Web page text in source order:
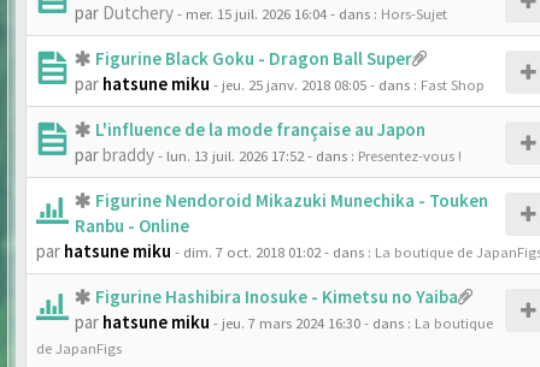
par Dutchery- mer. 15 juil. 2026 16:04- dans : Hors-Sujet
Figurine Black Goku - Dragon Ball Super
par hatsune miku - jeu. 25 janv. 2018 08:05- dans : Fast Shop
L'influence de la mode française au Japon
parbraddy- lun. 13 juil. 2026 17:52- dans : Presentez-vous !
Figurine Nendoroid Mikazuki Munechika - Touken
Ranbu - Online
par hatsune miku - dim. 7 oct. 2018 01:02- dans : La boutique de
Figurine Hashibira Inosuke - Kimetsu no Yaiba
par hatsune miku - jeu. 7 mars 2024 16:30- dans : La boutique
de JapanFigs